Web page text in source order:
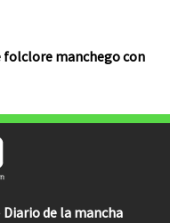
folclore manchego con
Diario de la mancha